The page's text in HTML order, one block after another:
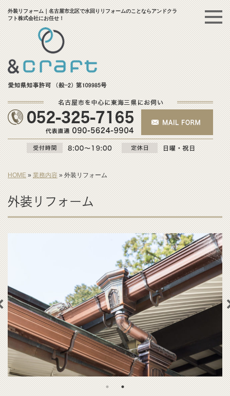
外装リフォーム｜名古屋市北区で水回りリフォームのことならアンドクラ
フト株式会社にお任せ！
HOME » 業務内容 » 外装リフォーム
外装リフォーム